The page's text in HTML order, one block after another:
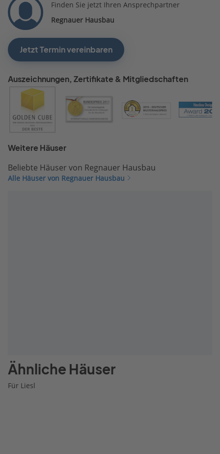
Finden Sie jetzt Ihren Ansprechpartner
Regnauer Hausbau
Jetzt Termin vereinbaren
Auszeichnungen, Zertifikate & Mitgliedschaften
Weitere Häuser
Beliebte Häuser von Regnauer Hausbau
Alle Häuser von Regnauer Hausbau
Ähnliche Häuser
Für Liesl